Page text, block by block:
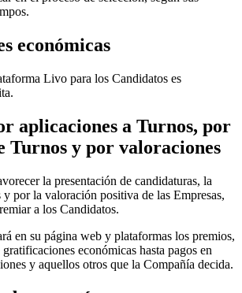
económicas
Livo para los Candidatos es
aplicaciones a Turnos, por
Turnos y por valoraciones
la presentación de candidaturas, la
y por la valoración positiva de las Empresas,
a los Candidatos.
en su página web y plataformas los premios,
económicas hasta pagos en
y aquellos otros que la Compañía decida.